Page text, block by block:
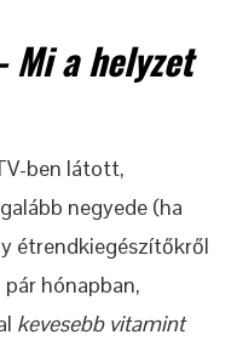
Mi a helyzet
ben látott,
negyede (ha
étrendkiegészítőkről
pár hónapban,
kevesebb vitamint